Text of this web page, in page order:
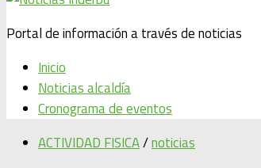
Portal de información a través de noticias
Inicio
Noticias alcaldía
Cronograma de eventos
ACTIVIDAD FISICA/noticias